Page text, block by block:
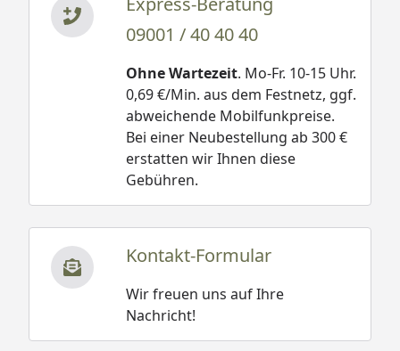
09001 / 40 40 40
Ohne Wartezeit. Mo-Fr. 10-15 Uhr.
0,69 €/Min. aus dem Festnetz, ggf.
abweichende Mobilfunkpreise.
Bei einer Neubestellung ab 300 €
erstatten wir Ihnen diese
Gebühren.
Kontakt-Formular
Wir freuen uns auf Ihre
Nachricht!